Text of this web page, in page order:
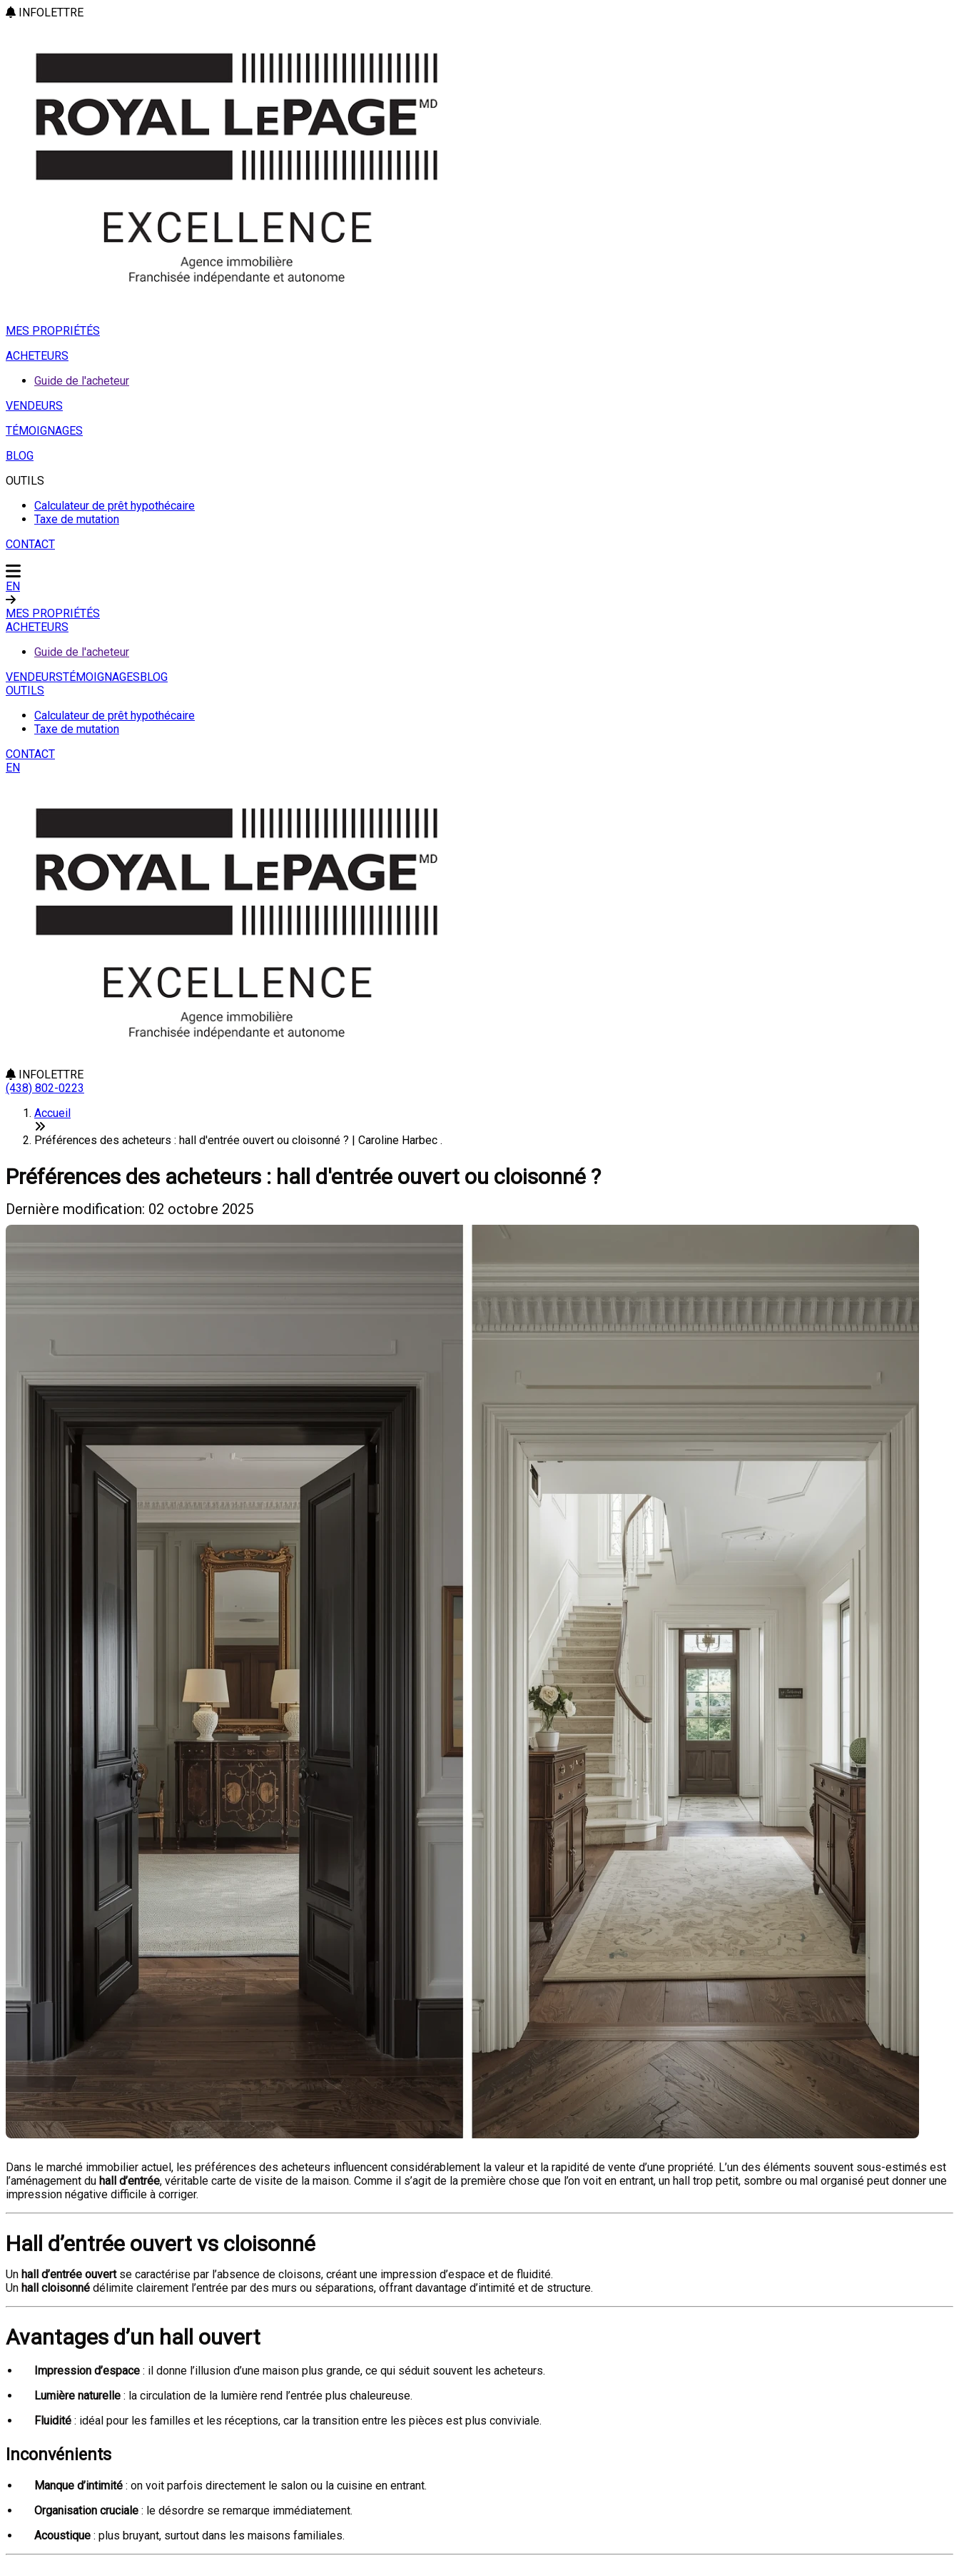
INFOLETTRE
MES PROPRIÉTÉS
ACHETEURS
Guide de l'acheteur
VENDEURS
TÉMOIGNAGES
BLOG
OUTILS
Calculateur de prêt hypothécaire
Taxe de mutation
CONTACT
EN
MES PROPRIÉTÉS
ACHETEURS
Guide de l'acheteur
VENDEURSTÉMOIGNAGESBLOG
OUTILS
Calculateur de prêt hypothécaire
Taxe de mutation
CONTACT
EN
INFOLETTRE
(438) 802-0223
Accueil
Préférences des acheteurs : hall d'entrée ouvert ou cloisonné ? | Caroline Harbec .
Préférences des acheteurs : hall d'entrée ouvert ou cloisonné ?
Dernière modification: 02 octobre 2025
Dans le marché immobilier actuel, les préférences des acheteurs influencent considérablement la valeur et la rapidité de vente d’une propriété. L’un des éléments souvent sous-estimés est
l’aménagement du hall d’entrée, véritable carte de visite de la maison. Comme il s’agit de la première chose que l’on voit en entrant, un hall trop petit, sombre ou mal organisé peut donner une
impression négative difficile à corriger.
Hall d’entrée ouvert vs cloisonné
Un hall d’entrée ouvertse caractérise par l’absence de cloisons, créant une impression d’espace et de fluidité.
Un hall cloisonné délimite clairement l’entrée par des murs ou séparations, offrant davantage d’intimité et de structure.
Avantages d’un hall ouvert
Impression d’espace : il donne l’illusion d’une maison plus grande, ce qui séduit souvent les acheteurs.
Lumière naturelle : la circulation de la lumière rend l’entrée plus chaleureuse.
Fluidité : idéal pour les familles et les réceptions, car la transition entre les pièces est plus conviviale.
Inconvénients
Manque d’intimité : on voit parfois directement le salon ou la cuisine en entrant.
Organisation cruciale : le désordre se remarque immédiatement.
Acoustique : plus bruyant, surtout dans les maisons familiales.